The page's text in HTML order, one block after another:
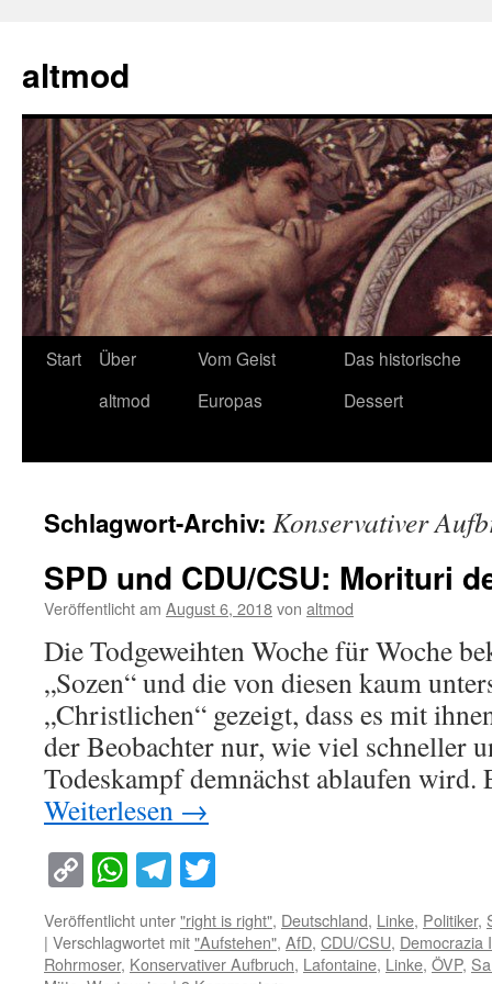
springen
altmod
Start
Über
altmod
Vom Geist
Europas
Das historische
Dessert
Schlagwort-Archiv: Konservativer
SPD und CDU/CSU: Morituri
Veröffentlicht am August 6, 2018von altmod
Die Todgeweihten Woche für Woche
„Sozen“ und die von diesen kaum
„Christlichen“ gezeigt, dass es mit
der Beobachter nur, wie viel schneller
Todeskampf demnächst ablaufen
Weiterlesen →
Copy
Link
WhatsApp
Telegram
Veröffentlicht unter"right is right", Deutschland, Linke, Politiker,
| Verschlagwortet mit"Aufstehen", AfD, CDU/CSU, Democrazia
Rohrmoser, Konservativer Aufbruch, Lafontaine, Linke, ÖVP,